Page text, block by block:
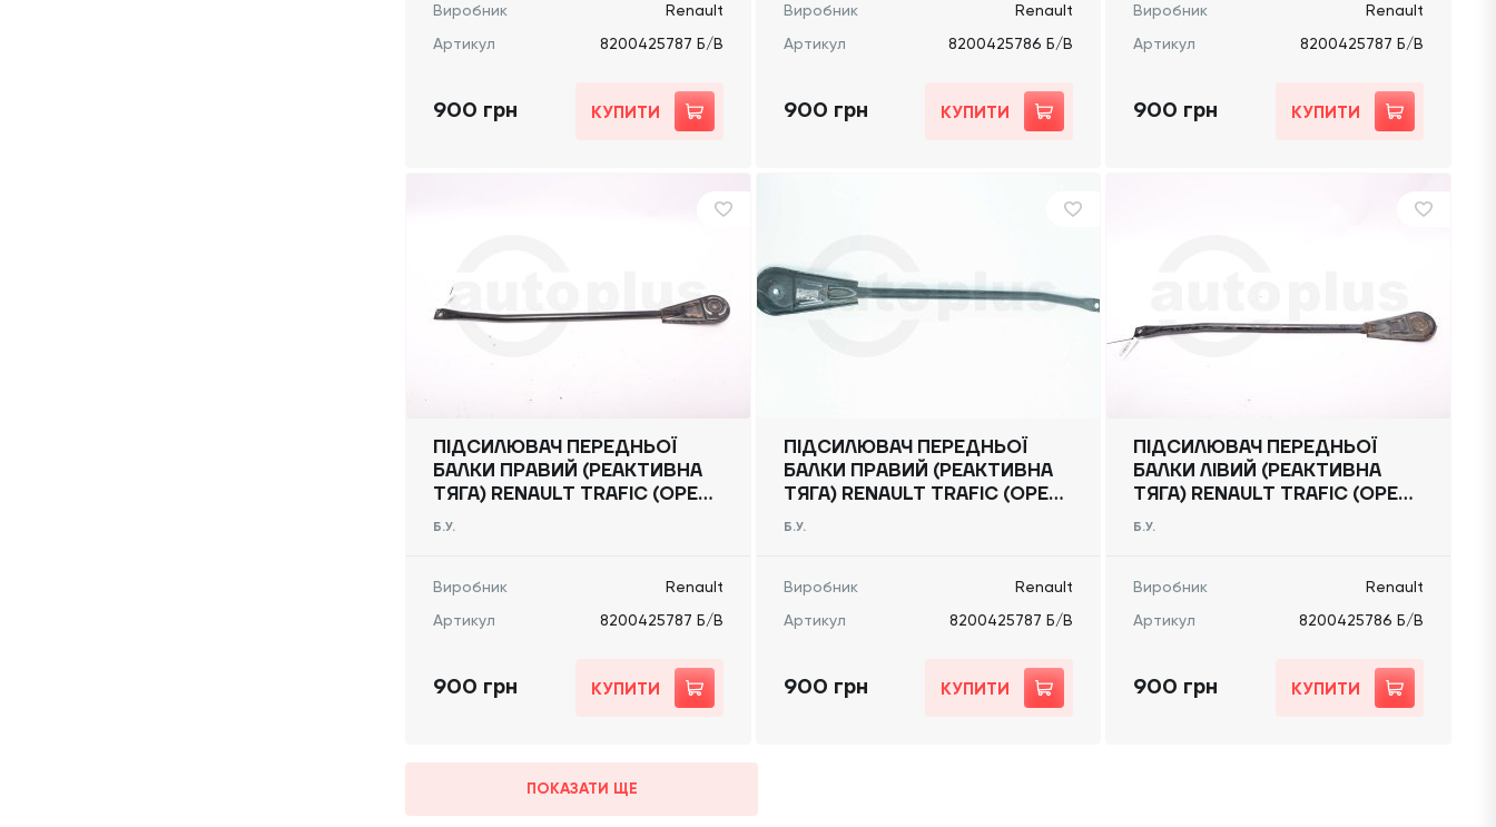
Виробник
Renault
Артикул
8200425787 Б/В
900 грн КУПИТИ
Виробник
Renault
Артикул
8200425786 Б/В
900 грн КУПИТИ
Виробник
Renault
Артикул
8200425787 Б/В
900 грн КУПИТИ
ПІДСИЛЮВАЧ ПЕРЕДНЬОЇ
БАЛКИ ПРАВИЙ (РЕАКТИВНА
ТЯГА) RENAULT TRAFIC (OPEL
VIVARO, NISSAN NV300) 2014
Б.У.
Виробник
Renault
Артикул
8200425787 Б/В
900 грн КУПИТИ
ПІДСИЛЮВАЧ ПЕРЕДНЬОЇ
БАЛКИ ПРАВИЙ (РЕАКТИВНА
ТЯГА) RENAULT TRAFIC (OPEL
VIVARO, NISSAN NV300) 2014
Б.У.
Виробник
Renault
Артикул
8200425787 Б/В
900 грн КУПИТИ
ПІДСИЛЮВАЧ ПЕРЕДНЬОЇ
БАЛКИ ЛІВИЙ (РЕАКТИВНА
ТЯГА) RENAULT TRAFIC (OPEL
VIVARO, NISSAN NV300) 2014
Б.У.
Виробник
Renault
Артикул
8200425786 Б/В
900 грн КУПИТИ
ПОКАЗАТИ ЩЕ